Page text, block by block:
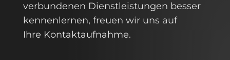
verbundenen Dienstleistungen besser
kennenlernen, freuen wir uns auf
Ihre Kontaktaufnahme.